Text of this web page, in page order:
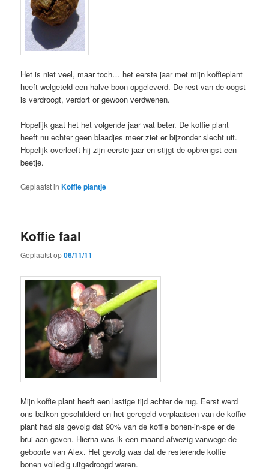
Het is niet veel, maar toch… het eerste jaar met mijn koffieplant
heeft welgeteld een halve boon opgeleverd. De rest van de oogst
is verdroogt, verdort or gewoon verdwenen.
Hopelijk gaat het het volgende jaar wat beter. De koffie plant
heeft nu echter geen blaadjes meer ziet er bijzonder slecht uit.
Hopelijk overleeft hij zijn eerste jaar en stijgt de opbrengst een
beetje.
Geplaatst in Koffie plantje
Koffie faal
Geplaatst op06/11/11
Mijn koffie plant heeft een lastige tijd achter de rug. Eerst werd
ons balkon geschilderd en het geregeld verplaatsen van de koffie
plant had als gevolg dat 90% van de koffie bonen-in-spe er de
brui aan gaven. Hierna was ik een maand afwezig vanwege de
geboorte van Alex. Het gevolg was dat de resterende koffie
bonen volledig uitgedroogd waren.